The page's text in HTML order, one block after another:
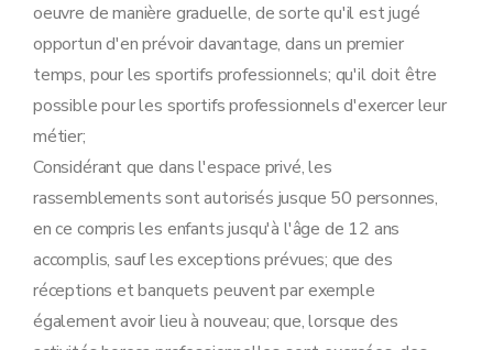
oeuvre de manière graduelle, de sorte qu'il est jugé
opportun d'en prévoir davantage, dans un premier
temps, pour les sportifs professionnels; qu'il doit être
possible pour les sportifs professionnels d'exercer leur
métier;
Considérant que dans l'espace privé, les
rassemblements sont autorisés jusque 50 personnes,
en ce compris les enfants jusqu'à l'âge de 12 ans
accomplis, sauf les exceptions prévues; que des
réceptions et banquets peuvent par exemple
également avoir lieu à nouveau; que, lorsque des